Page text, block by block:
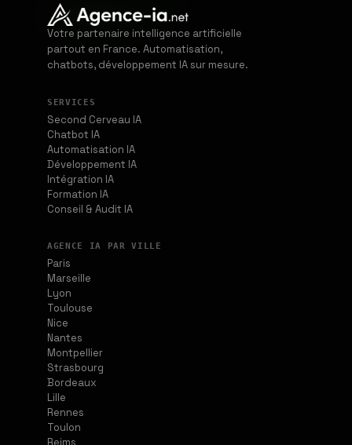
Votre partenaire intelligence artificielle
partout en France. Automatisation,
chatbots, développement IA sur mesure.
SERVICES
Second Cerveau IA
Chatbot IA
Automatisation IA
Développement IA
Intégration IA
Formation IA
Conseil & Audit IA
AGENCE IA PAR VILLE
Paris
Marseille
Lyon
Toulouse
Nice
Nantes
Montpellier
Strasbourg
Bordeaux
Lille
Rennes
Toulon
Reims